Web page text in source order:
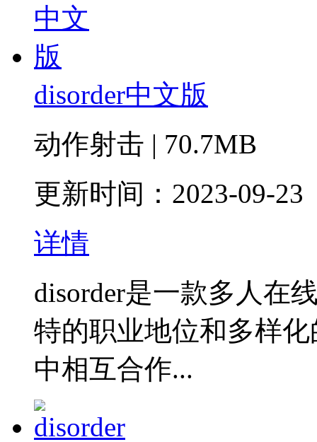
disorder中文版
动作射击 | 70.7MB
更新时间：2023-09-23
详情
disorder是一款多人在
特的职业地位和多样
中相互合作...